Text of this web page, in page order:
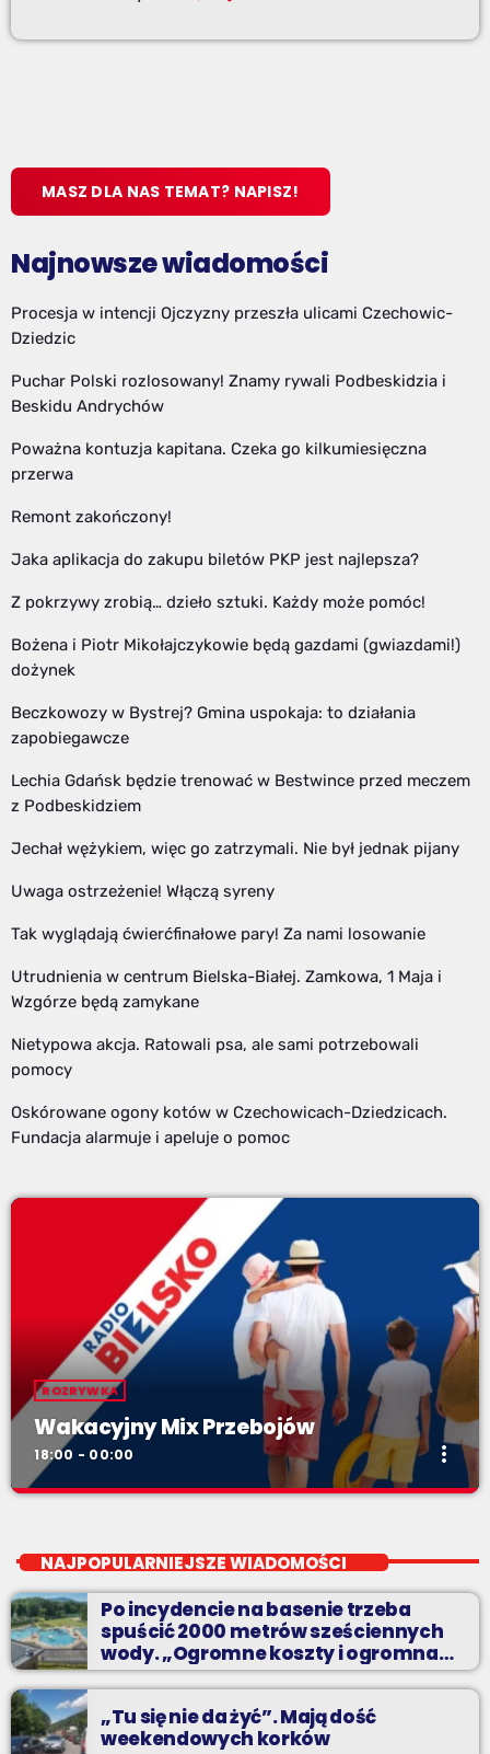
MASZ DLA NAS TEMAT? NAPISZ!
Najnowsze wiadomości
Procesja w intencji Ojczyzny przeszła ulicami Czechowic-
Dziedzic
Puchar Polski rozlosowany! Znamy rywali Podbeskidzia i
Beskidu Andrychów
Poważna kontuzja kapitana. Czeka go kilkumiesięczna
przerwa
Remont zakończony!
Jaka aplikacja do zakupu biletów PKP jest najlepsza?
Z pokrzywy zrobią… dzieło sztuki. Każdy może pomóc!
Bożena i Piotr Mikołajczykowie będą gazdami (gwiazdami!)
dożynek
Beczkowozy w Bystrej? Gmina uspokaja: to działania
zapobiegawcze
Lechia Gdańsk będzie trenować w Bestwince przed meczem
z Podbeskidziem
Jechał wężykiem, więc go zatrzymali. Nie był jednak pijany
Uwaga ostrzeżenie! Włączą syreny
Tak wyglądają ćwierćfinałowe pary! Za nami losowanie
Utrudnienia w centrum Bielska-Białej. Zamkowa, 1 Maja i
Wzgórze będą zamykane
Nietypowa akcja. Ratowali psa, ale sami potrzebowali
pomocy
Oskórowane ogony kotów w Czechowicach-Dziedzicach.
Fundacja alarmuje i apeluje o pomoc
ROZRYWKA
Wakacyjny Mix Przebojów
18:00 - 00:00 more_vert
Wakacyjny Mix Przebojów w Radiu BIELSKO to najgorętsze hity
lata, muzyczne plażowe perełki, wspomnienia letnich
przebojów, nowości i premiery oraz Wasze pozdrowienia z
wakacji!
NAJPOPULARNIEJSZE WIADOMOŚCI
Po incydencie na basenie trzeba
spuścić 2000 metrów sześciennych
wody. „Ogromne koszty i ogromna
praca”
„Tu się nie da żyć”. Mają dość
weekendowych korków